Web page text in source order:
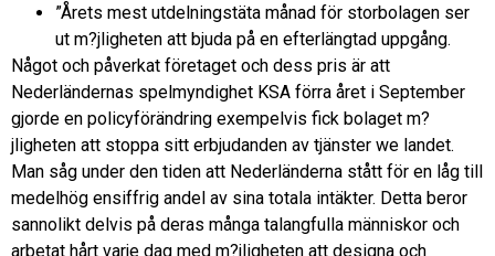
”Årets mest utdelningstäta månad för storbolagen ser
ut m?jligheten att bjuda på en efterlängtad uppgång.
Något och påverkat företaget och dess pris är att
Nederländernas spelmyndighet KSA förra året i September
gjorde en policyförändring exempelvis fick bolaget m?
jligheten att stoppa sitt erbjudanden av tjänster we landet.
Man såg under den tiden att Nederländerna stått för en låg till
medelhög ensiffrig andel av sina totala intäkter. Detta beror
sannolikt delvis på deras många talangfulla människor och
arbetat hårt varje dag med m?jligheten att designa och